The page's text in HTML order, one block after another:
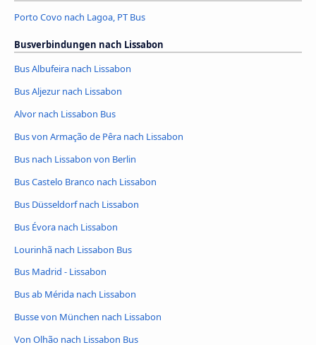
Porto Covo nach Lagoa, PT Bus
Busverbindungen nach Lissabon
Bus Albufeira nach Lissabon
Bus Aljezur nach Lissabon
Alvor nach Lissabon Bus
Bus von Armação de Pêra nach Lissabon
Bus nach Lissabon von Berlin
Bus Castelo Branco nach Lissabon
Bus Düsseldorf nach Lissabon
Bus Évora nach Lissabon
Lourinhã nach Lissabon Bus
Bus Madrid - Lissabon
Bus ab Mérida nach Lissabon
Busse von München nach Lissabon
Von Olhão nach Lissabon Bus